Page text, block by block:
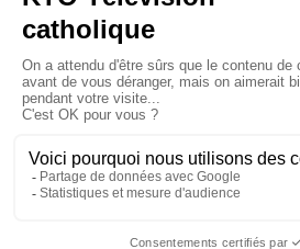
La visite
XIV à Assise à
jeudi 6 août
Le pape en
Pérou du 6 au 17